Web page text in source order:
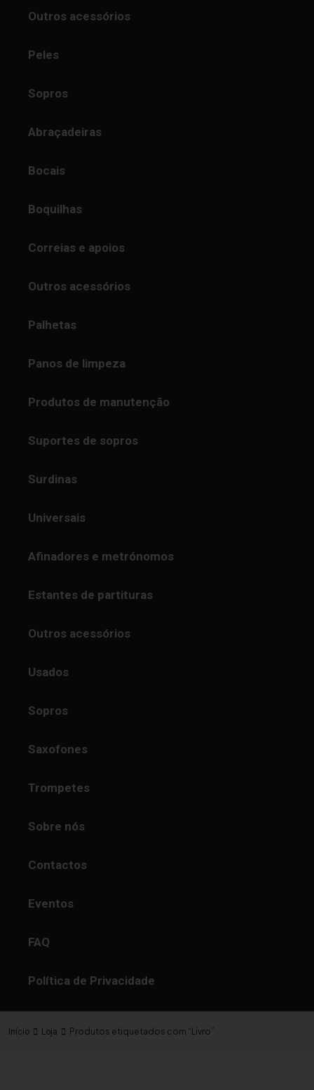
Outros acessórios
Peles
Sopros
Abraçadeiras
Bocais
Boquilhas
Correias e apoios
Outros acessórios
Palhetas
Panos de limpeza
Produtos de manutenção
Suportes de sopros
Surdinas
Universais
Afinadores e metrónomos
Estantes de partituras
Outros acessórios
Usados
Sopros
Saxofones
Trompetes
Sobre nós
Contactos
Eventos
FAQ
Política de Privacidade
Início Loja Produtos etiquetados com “Livro”